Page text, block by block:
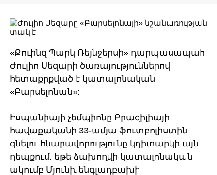
«Քուինզ Պարկ Ռեյնջերսի» դարպասապահ
Ժուլիո Սեզարի ծառայություններով
հետաքրքված է կատալոնական
«Բարսելոնան»:
Իսպանիայի չեմպիոնը Բրազիլիայի
հավաքականի 33-ամյա ֆուտբոլիստին
գնելու հնարավորությունը կդիտարկի այն
դեպքում, եթե ձախողվի կատալոնական
ակումբ Մյունխենգլադբախի